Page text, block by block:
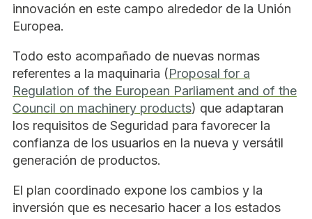
innovación en este campo alrededor de la Unión
Europea.
Todo esto acompañado de nuevas normas
referentes a la maquinaria (Proposal for a
Regulation of the European Parliament and of the
Council on machinery products) que adaptaran
los requisitos de Seguridad para favorecer la
confianza de los usuarios en la nueva y versátil
generación de productos.
El plan coordinado expone los cambios y la
inversión que es necesario hacer a los estados